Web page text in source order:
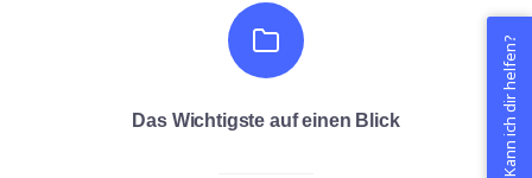
Das Wichtigste auf einen Blick Kann ich dir helfen?